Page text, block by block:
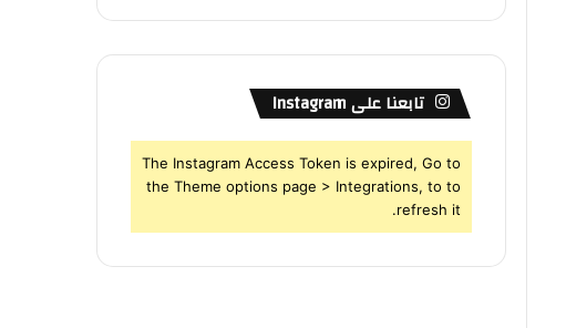
تابعنا على Instagram
The Instagram Access Token is expired, Go to
the Theme options page > Integrations, to to
refresh it.